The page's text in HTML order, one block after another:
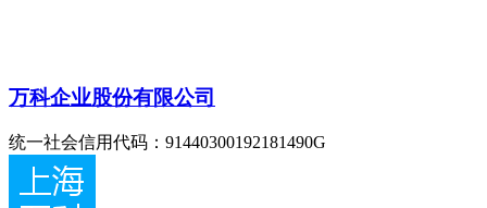
万科企业股份有限公司
统一社会信用代码：91440300192181490G